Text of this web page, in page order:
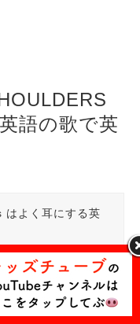
語の歌で英
よく耳にする英
す。頭・肩・膝・つ
れますし、手を動か
Know It!・AB